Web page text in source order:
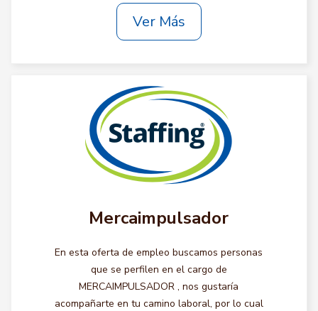
Ver Más
Mercaimpulsador
En esta oferta de empleo buscamos personas
que se perfilen en el cargo de
MERCAIMPULSADOR , nos gustaría
acompañarte en tu camino laboral, por lo cual